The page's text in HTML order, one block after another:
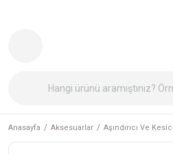
Anasayfa Aksesuarlar Aşındırıcı Ve